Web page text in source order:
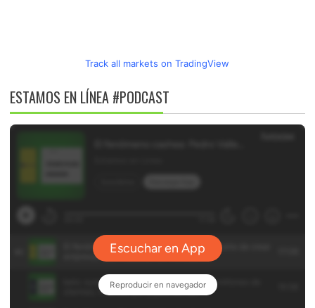
Track all markets on TradingView
ESTAMOS EN LÍNEA #PODCAST